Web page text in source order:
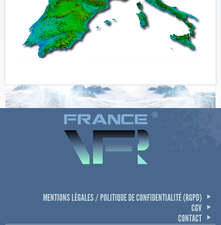
MENTIONS LÉGALES / POLITIQUE DE CONFIDENTIALITÉ (RGPD)
CGV
CONTACT